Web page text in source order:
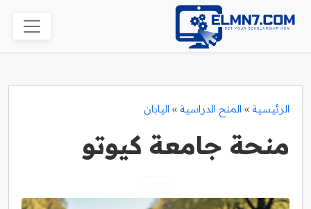
الرئيسية » المنح الدراسية » اليابان
منحة جامعة كيوتو